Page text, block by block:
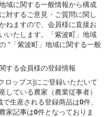
域に関する一般情報から構成
対するご意見・ご質問に関し
ねますので、会員様に直接お
いたします。「紫波町」地域
"「紫波町」地域に関する一般
する会員様の登録情報
ロップス]にご登録いただいて
している農家（農業従事者）
で生産される登録商品は0件、
家記事は0件となっておりま